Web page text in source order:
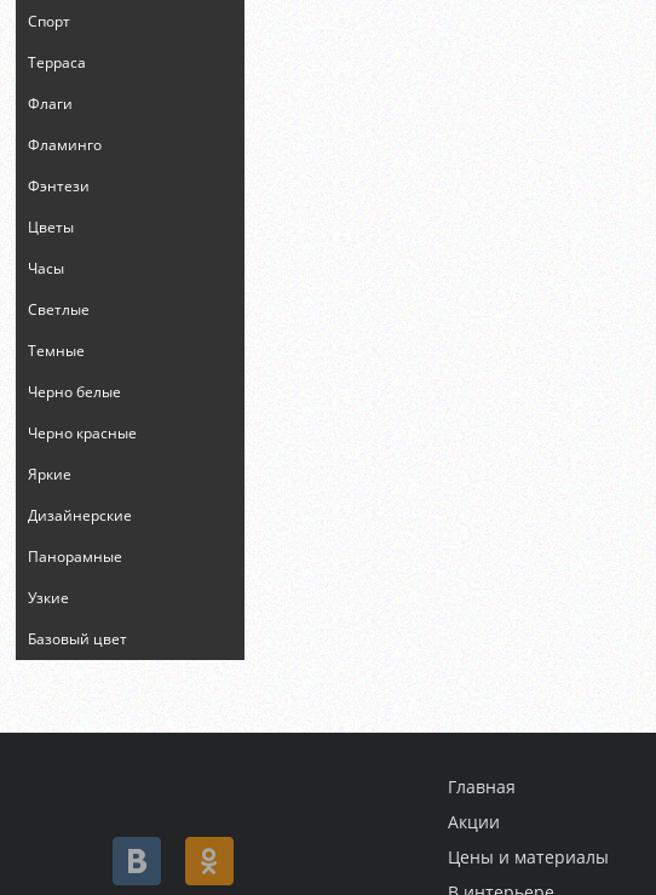
Спорт
Терраса
Флаги
Фламинго
Фэнтези
Цветы
Часы
Светлые
Темные
Черно белые
Черно красные
Яркие
Дизайнерские
Панорамные
Узкие
Базовый цвет
Главная
Акции
Цены и материалы